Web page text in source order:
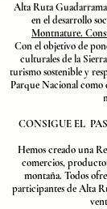
Alta Ruta
en el desarrollo
Montnature.
Con el objetivo de
culturales de la
turismo sostenible y
Parque Nacional
CONSIGUE EL
Hemos creado una
comercios,
montaña. Todos
participantes de Alta